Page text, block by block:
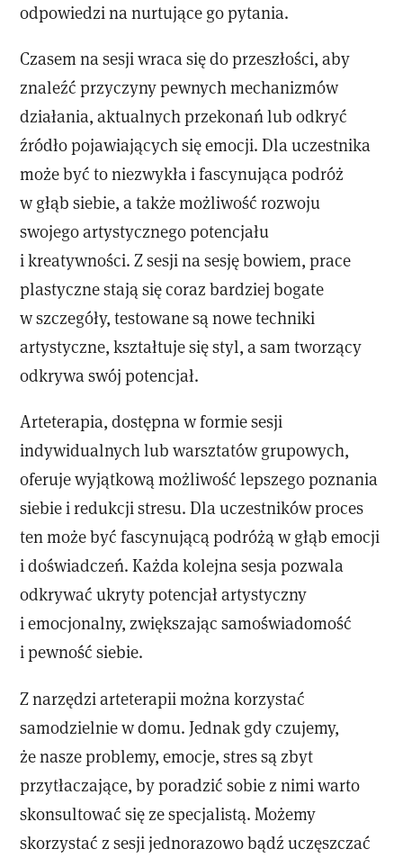
odpowiedzi na nurtujące go pytania.
Czasem na sesji wraca się do przeszłości, aby
znaleźć przyczyny pewnych mechanizmów
działania, aktualnych przekonań lub odkryć
źródło pojawiających się emocji. Dla uczestnika
może być to niezwykła i fascynująca podróż
w głąb siebie, a także możliwość rozwoju
swojego artystycznego potencjału
i kreatywności. Z sesji na sesję bowiem, prace
plastyczne stają się coraz bardziej bogate
w szczegóły, testowane są nowe techniki
artystyczne, kształtuje się styl, a sam tworzący
odkrywa swój potencjał.
Arteterapia, dostępna w formie sesji
indywidualnych lub warsztatów grupowych,
oferuje wyjątkową możliwość lepszego poznania
siebie i redukcji stresu. Dla uczestników proces
ten może być fascynującą podróżą w głąb emocji
i doświadczeń. Każda kolejna sesja pozwala
odkrywać ukryty potencjał artystyczny
i emocjonalny, zwiększając samoświadomość
i pewność siebie.
Z narzędzi arteterapii można korzystać
samodzielnie w domu. Jednak gdy czujemy,
że nasze problemy, emocje, stres są zbyt
przytłaczające, by poradzić sobie z nimi warto
skonsultować się ze specjalistą. Możemy
skorzystać z sesji jednorazowo bądź uczęszczać